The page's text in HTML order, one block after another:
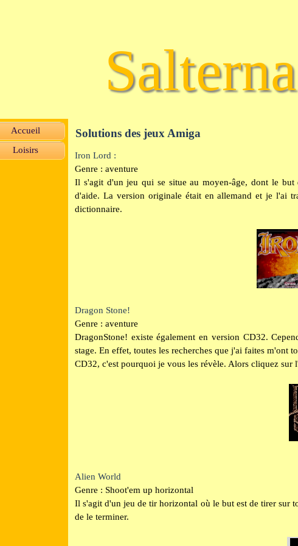
Accueil
Loisirs
Solutions des jeux Amiga
Iron Lord :
Genre : aventure
Il s'agit d'un jeu qui se situe au moyen-âge, dont le but
d'aide. La version originale était en allemand et je l'ai
dictionnaire.
Dragon Stone!
Genre : aventure
DragonStone! existe également en version CD32.
stage. En effet, toutes les recherches que j'ai faites m'ont
CD32, c'est pourquoi je vous les révèle. Alors cliquez
Alien World
Genre : Shoot'em up horizontal
Il s'agit d'un jeu de tir horizontal où le but est de tirer sur
de le terminer.